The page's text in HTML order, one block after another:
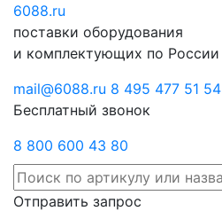
6088.ru
поставки оборудования
и комплектующих по России
mail@6088.ru 8 495 477 51 54
Бесплатный звонок
8 800 600 43 80
Отправить запрос
Отправить
запрос
звонок